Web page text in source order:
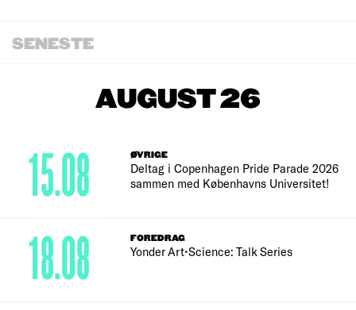
SENESTE
AUGUST 26
ØVRIGE
Deltag i Copenhagen Pride Parade 2026
sammen med Københavns Universitet!
15.08
FOREDRAG
Yonder Art•Science: Talk Series
18.08